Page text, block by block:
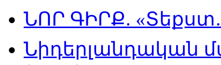
ՆՈՐ ԳԻՐՔ.
Նիդերլանդական